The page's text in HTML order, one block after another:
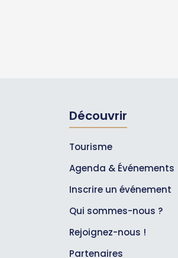
Découvrir
Tourisme
Agenda & Événements
Inscrire un événement
Qui sommes-nous ?
Rejoignez-nous !
Partenaires